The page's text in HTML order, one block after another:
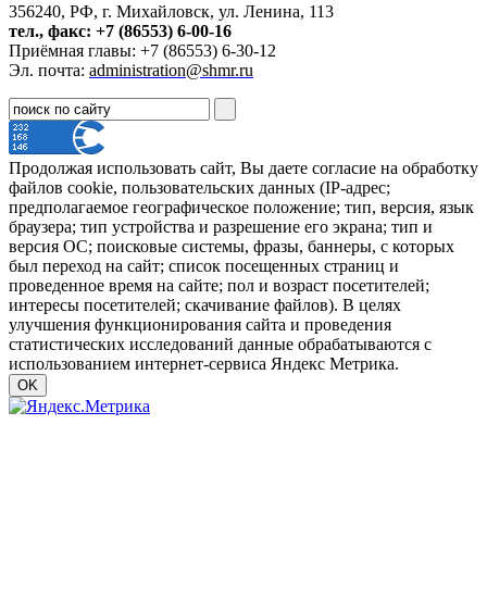
356240, РФ, г. Михайловск, ул. Ленина, 113
тел., факс: +7 (86553) 6-00-16
Приёмная главы: +7 (86553) 6-30-12
Эл. почта: administration@shmr.ru
Продолжая использовать сайт, Вы даете согласие на обработку
файлов cookie, пользовательских данных (IP-адрес;
предполагаемое географическое положение; тип, версия, язык
браузера; тип устройства и разрешение его экрана; тип и
версия ОС; поисковые системы, фразы, баннеры, с которых
был переход на сайт; список посещенных страниц и
проведенное время на сайте; пол и возраст посетителей;
интересы посетителей; скачивание файлов). В целях
улучшения функционирования сайта и проведения
статистических исследований данные обрабатываются с
использованием интернет-сервиса Яндекс Метрика.
OK